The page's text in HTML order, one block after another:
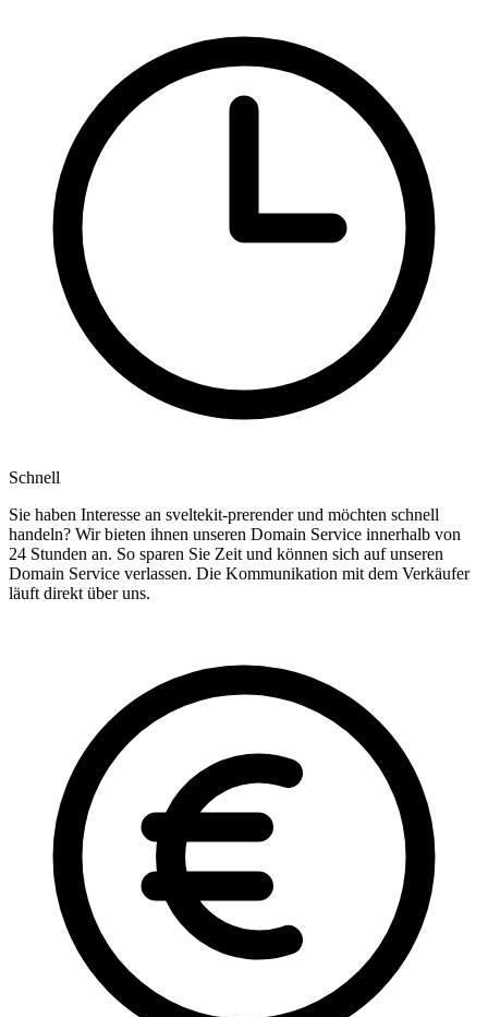
Schnell
Sie haben Interesse an sveltekit-prerender und möchten schnell
handeln? Wir bieten ihnen unseren Domain Service innerhalb von
24 Stunden an. So sparen Sie Zeit und können sich auf unseren
Domain Service verlassen. Die Kommunikation mit dem Verkäufer
läuft direkt über uns.